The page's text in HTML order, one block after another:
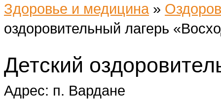
Здоровье и медицина »
оздоровительный лагерь
Детский
Адрес: п. Вардане